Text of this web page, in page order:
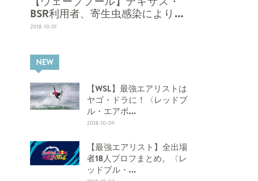
BSR利用者、寄生虫感染により...
2018-10-01
NEW
【WSL】最強エアリストは
ヤゴ・ドラに！〈レッドブ
ル・エアボ...
2018-10-09
【最強エアリスト】全出場
者18人プロフまとめ。〈レ
ッドブル・...